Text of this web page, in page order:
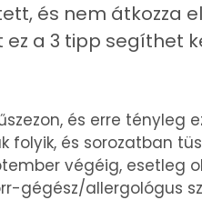
és nem átkozza
ez a 3 tipp segíthet
és erre tényleg
folyik, és sorozatban
végéig, esetleg
gégész/allergológus